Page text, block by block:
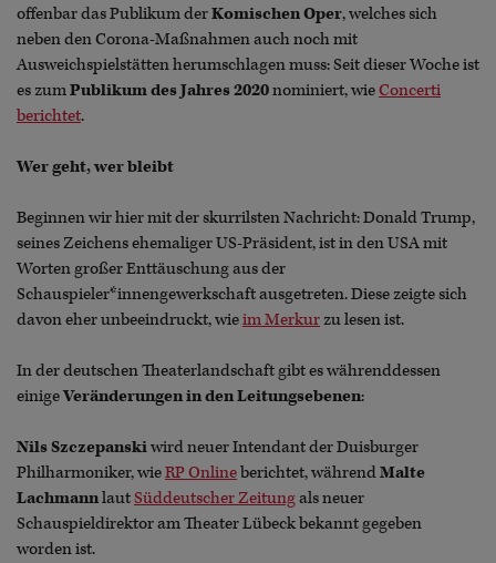
offenbar das Publikum derKomischen Oper, welches sich
neben den Corona-Maßnahmen auch noch mit
Ausweichspielstätten herumschlagen muss: Seit dieser Woche ist
es zumPublikum des Jahres 2020nominiert, wieConcerti
berichtet.
Wer geht, wer bleibt
Beginnen wir hier mit der skurrilsten Nachricht: Donald Trump,
seines Zeichens ehemaliger US-Präsident, ist in den USA mit
Worten großer Enttäuschung aus der
Schauspieler*innengewerkschaft ausgetreten. Diese zeigte sich
davon eher unbeeindruckt, wieim Merkurzu lesen ist.
In der deutschen Theaterlandschaft gibt es währenddessen
einigeVeränderungen in den Leitungsebenen:
Nils Szczepanskiwird neuer Intendant der Duisburger
Philharmoniker, wieRP Onlineberichtet, währendMalte
LachmannlautSüddeutscher Zeitungals neuer
Schauspieldirektor am Theater Lübeck bekannt gegeben
worden ist.